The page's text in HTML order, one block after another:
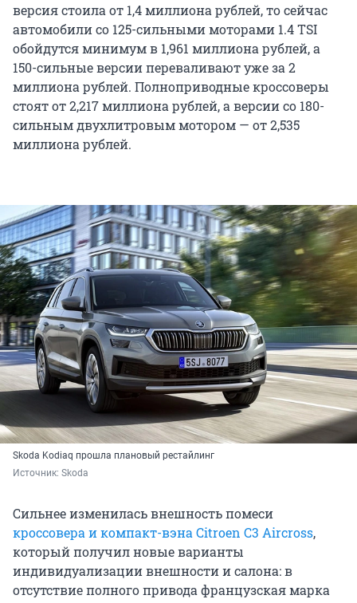
версия стоила от 1,4 миллиона рублей, то сейчас
автомобили со 125-сильными моторами 1.4 TSI
обойдутся минимум в 1,961 миллиона рублей, а
150-сильные версии переваливают уже за 2
миллиона рублей. Полноприводные кроссоверы
стоят от 2,217 миллиона рублей, а версии со 180-
сильным двухлитровым мотором — от 2,535
миллиона рублей.
Skoda Kodiaq прошла плановый рестайлинг
Источник: Skoda
Сильнее изменилась внешность помеси
кроссовера и компакт-вэна Citroen C3 Aircross,
который получил новые варианты
индивидуализации внешности и салона: в
отсутствие полного привода французская марка